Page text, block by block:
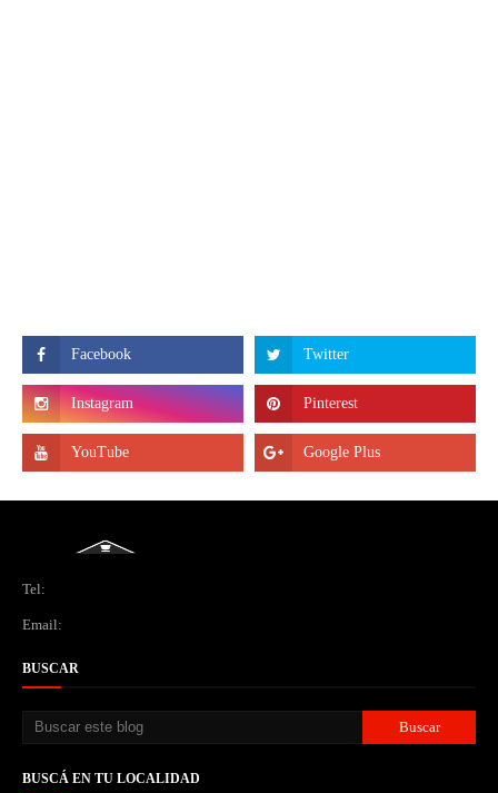
Tel:
Email:
BUSCAR
BUSCÁ EN TU LOCALIDAD